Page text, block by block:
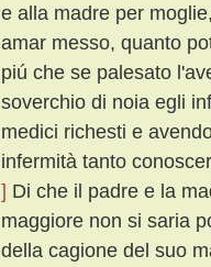
e alla madre per
amar messo, quanto
piú che se palesato
soverchio di noia egli
medici richesti e
infermità tanto
] Di che il padre e la
maggiore non si saria
della cagione del suo